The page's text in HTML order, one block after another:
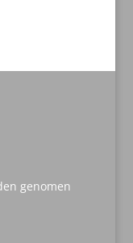
genomen